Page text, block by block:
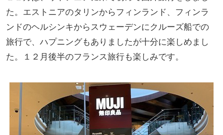
た。エストニアのタリンからフィンランド、フィンラ
ンドのヘルシンキからスウェーデンにクルーズ船での
旅行で、ハプニングもありましたが十分に楽しめまし
た。１２月後半のフランス旅行も楽しみです。